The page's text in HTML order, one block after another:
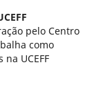
pelo Centro
como
UCEFF